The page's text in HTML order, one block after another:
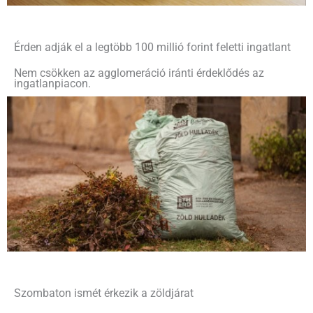
Érden adják el a legtöbb 100 millió forint feletti ingatlant
Nem csökken az agglomeráció iránti érdeklődés az
ingatlanpiacon.
Szombaton ismét érkezik a zöldjárat